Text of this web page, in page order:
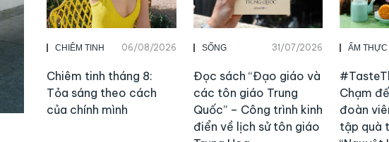
CHIÊM TINH 06/08/2026
Chiêm tinh tháng 8:
Tỏa sáng theo cách
của chính mình
SỐNG 31/07/2026
Đọc sách “Đạo giáo và
các tôn giáo Trung
Quốc” – Công trình kinh
điển về lịch sử tôn giáo
ẨM THỰC
Chạm
đoàn
tập quà